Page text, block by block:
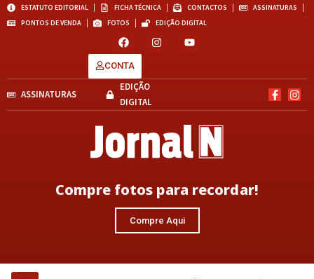
ESTATUTO EDITORIAL FICHA TÉCNICA CONTACTOS
ASSINATURAS
PONTOS DE VENDA
FOTOS EDIÇÃO DIGITAL
CONTA
ASSINATURAS
EDIÇÃO
DIGITAL
Compre fotos para recordar!
Compre Aqui